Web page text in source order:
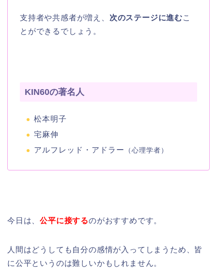
支持者や共感者が増え、 次のステージに進むこ
とができるでしょう。
KIN60の著名人
松本明子
宅麻伸
アルフレッド・アドラー
（心理学者）
今日は、公平に接するのがおすすめです。
人間はどうしても自分の感情が入ってしまうため、皆
に公平というのは難しいかもしれません。